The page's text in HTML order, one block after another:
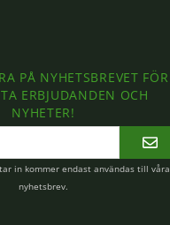
PÅ NYHETSBREVET FÖR
ERBJUDANDEN OCH
NYHETER!
in kommer endast användas till våra
nyhetsbrev.